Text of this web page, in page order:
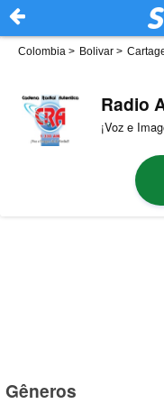
Colombia > Bolivar >
Radio
¡Voz e
Gêneros